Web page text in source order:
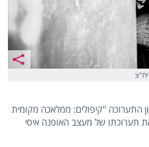
התערוכה "קיפולים: ממלאכה מקומית
תערוכתו של מעצב האופנה איסי